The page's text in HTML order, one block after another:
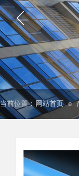
当前位置： 网站首页 ⊙